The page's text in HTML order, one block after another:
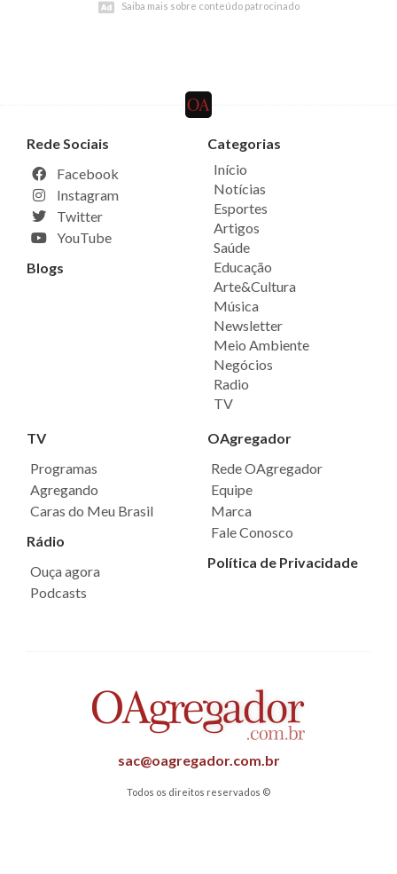
Saiba mais sobre conteúdo patrocinado
Saiba mais sobre conteúdo patrocinado
Rede Sociais
Facebook
Instagram
Twitter
YouTube
Blogs
Categorias
Início
Notícias
Esportes
Artigos
Saúde
Educação
Arte&Cultura
Música
Newsletter
Meio Ambiente
Negócios
Radio
TV
TV
Programas
Agregando
Caras do Meu Brasil
Rádio
Ouça agora
Podcasts
OAgregador
Rede OAgregador
Equipe
Marca
Fale Conosco
Política de Privacidade
sac@oagregador.com.br
Todos os direitos reservados ©